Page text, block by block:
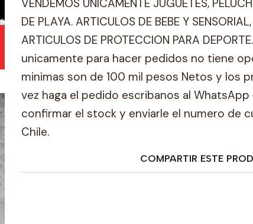
VENDEMOS UNICAMENTE JUGUETES,
DE PLAYA. ARTICULOS DE BEBE Y
ARTICULOS DE PROTECCION PARA
unicamente para hacer pedidos no tiene
minimas son de 100 mil pesos Netos y los
vez haga el pedido escribanos al WhatsApp
confirmar el stock y enviarle el numero de
Chile.
COMPARTIR ESTE